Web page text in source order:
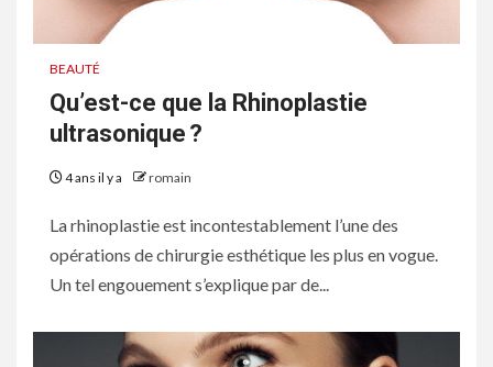
BEAUTÉ
Qu’est-ce que la Rhinoplastie
ultrasonique ?
4 ans il y a romain
La rhinoplastie est incontestablement l’une des
opérations de chirurgie esthétique les plus en vogue.
Un tel engouement s’explique par de...